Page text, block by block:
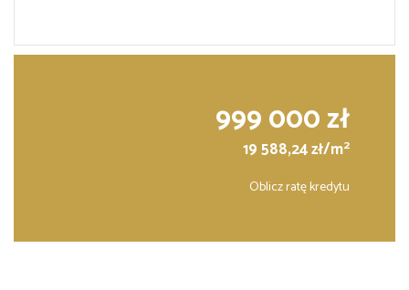
999 000 zł
19 588,24 zł/m2
Oblicz ratę kredytu